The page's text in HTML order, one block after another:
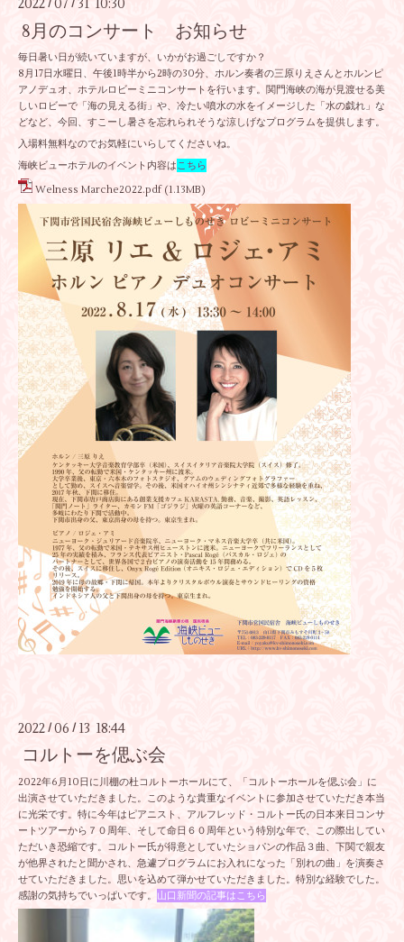
2022 / 07 / 31 10:30
8月のコンサート お知らせ
毎日暑い日が続いていますが、いかがお過ごしですか？
8月17日水曜日、午後1時半から2時の30分、ホルン奏者の三原りえさんとホルンピ
アノデュオ、ホテルロビーミニコンサートを行います。関門海峡の海が見渡せる美
しいロビーで「海の見える街」や、冷たい噴水の水をイメージした「水の戯れ」な
どなど、今回、すこーし暑さを忘れられそうな涼しげなプログラムを提供します。
入場料無料なのでお気軽にいらしてくださいね。
海峡ビューホテルのイベント内容はこちら
Welness Marche2022.pdf (1.13MB)
2022 / 06 / 13 18:44
コルトーを偲ぶ会
2022年6月10日に川棚の杜コルトーホールにて、「コルトーホールを偲ぶ会」に
出演させていただきました。このような貴重なイベントに参加させていただき本当
に光栄です。特に今年はピアニスト、アルフレッド・コルトー氏の日本来日コンサ
ートツアーから７０周年、そして命日６０周年という特別な年で、この際出してい
ただいき恐縮です。コルトー氏が得意としていたショパンの作品３曲、下関で親友
が他界されたと聞かされ、急遽プログラムにお入れになった「別れの曲」を演奏さ
せていただきました。思いを込めて弾かせていただきました。特別な経験でした。
感謝の気持ちでいっぱいです。 山口新聞の記事はこちら